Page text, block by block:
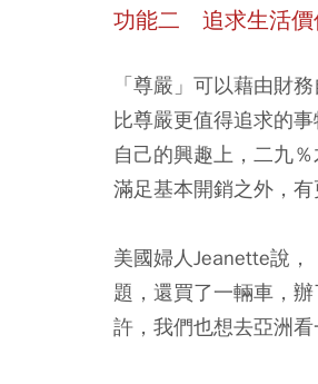
功能二 追求生活價
「尊嚴」可以藉由財
比尊嚴更值得追求的
自己的興趣上，二九
滿足基本開銷之外，
美國婦人Jeanette說
題，還買了一輛車，
許，我們也想去亞洲看